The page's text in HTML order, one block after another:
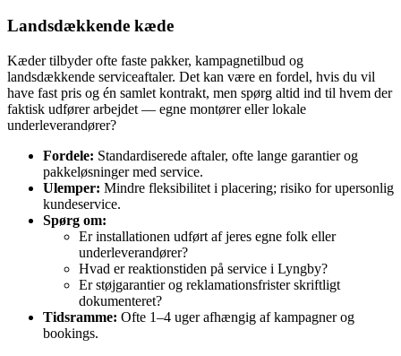
Landsdækkende kæde
Kæder tilbyder ofte faste pakker, kampagnetilbud og
landsdækkende serviceaftaler. Det kan være en fordel, hvis du vil
have fast pris og én samlet kontrakt, men spørg altid ind til hvem der
faktisk udfører arbejdet — egne montører eller lokale
underleverandører?
Fordele: Standardiserede aftaler, ofte lange garantier og
pakkeløsninger med service.
Ulemper: Mindre fleksibilitet i placering; risiko for upersonlig
kundeservice.
Spørg om:
Er installationen udført af jeres egne folk eller
underleverandører?
Hvad er reaktionstiden på service i Lyngby?
Er støjgarantier og reklamationsfrister skriftligt
dokumenteret?
Tidsramme: Ofte 1–4 uger afhængig af kampagner og
bookings.